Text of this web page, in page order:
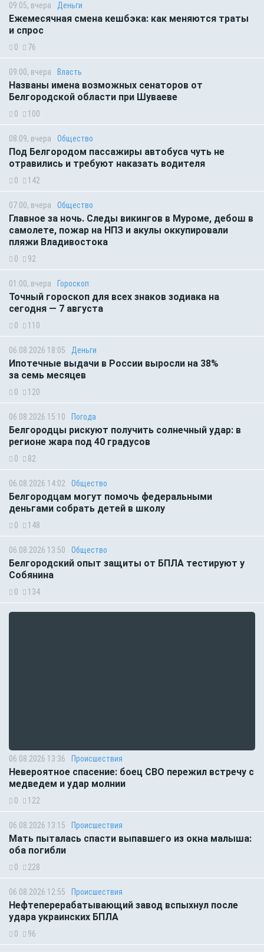
09:05, вчера Деньги
Ежемесячная смена кешбэка: как меняются траты
и спрос
0 76
09:00, вчера Власть
Названы имена возможных сенаторов от
Белгородской области при Шуваеве
0 100
08:09, вчера Общество
Под Белгородом пассажиры автобуса чуть не
отравились и требуют наказать водителя
0 142
07:00, вчера Общество
Главное за ночь. Следы викингов в Муроме, дебош в
самолете, пожар на НПЗ и акулы оккупировали
пляжи Владивостока
0 92
01:00, вчера Гороскоп
Точный гороскоп для всех знаков зодиака на
сегодня — 7 августа
0 110
06.08.2026 18:05 Деньги
Ипотечные выдачи в России выросли на 38%
за семь месяцев
0 120
06.08.2026 15:10 Погода
Белгородцы рискуют получить солнечный удар: в
регионе жара под 40 градусов
0 82
06.08.2026 14:02 Общество
Белгородцам могут помочь федеральными
деньгами собрать детей в школу
0 148
06.08.2026 13:50 Общество
Белгородский опыт защиты от БПЛА тестируют у
Собянина
0 134
06.08.2026 13:36 Происшествия
Невероятное спасение: боец СВО пережил встречу с
медведем и удар молнии
0 122
06.08.2026 13:15 Происшествия
Мать пыталась спасти выпавшего из окна малыша:
оба погибли
0 228
06.08.2026 12:55 Происшествия
Нефтеперерабатывающий завод вспыхнул после
удара украинских БПЛА
0 96